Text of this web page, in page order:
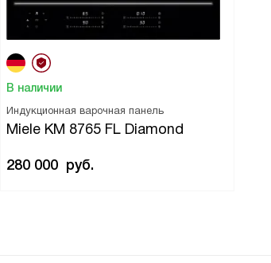
Индукционная варочная панель
Miele KM 8765 FL Diamond
В наличии
280 000 руб.